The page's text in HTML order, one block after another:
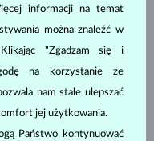
informacji na temat
można znaleźć w
"Zgadzam się i
na korzystanie ze
nam stale ulepszać
jej użytkowania.
Państwo kontynuować